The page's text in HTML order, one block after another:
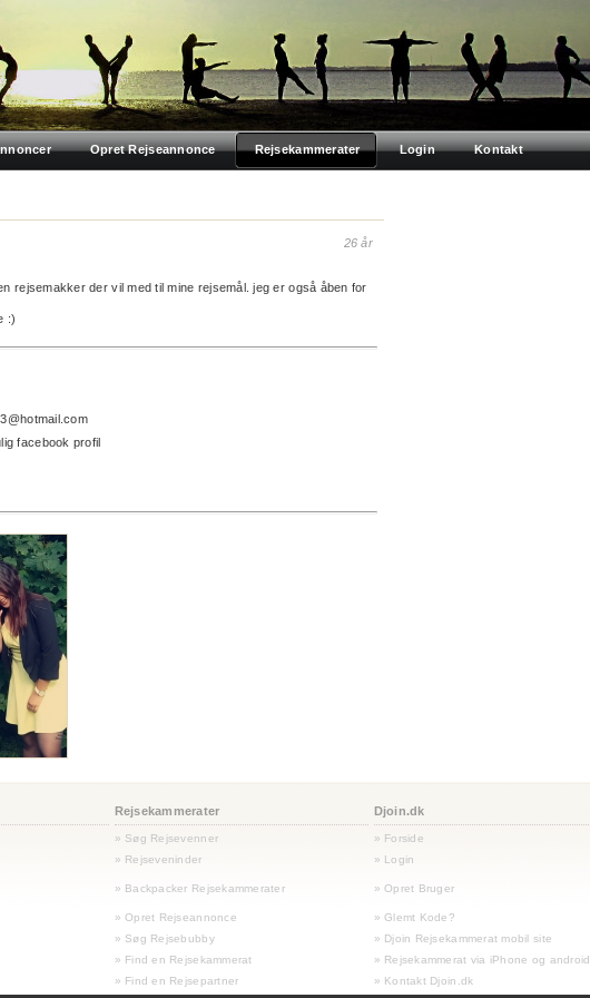
Opret Rejseannonce Rejsekammerater Login Kontakt
26 år
rejsemakker der vil med til mine rejsemål. jeg er også åben for
:)
facebook profil
Rejsekammerater Djoin.dk
» Søg Rejsevenner » Forside
» Rejseveninder » Login
» Backpacker Rejsekammerater » Opret Bruger
» Opret Rejseannonce » Glemt Kode?
» Søg Rejsebubby
» Djoin Rejsekammerat mobil site
» Find en Rejsekammerat
» Rejsekammerat via iPhone og android
» Find en Rejsepartner
» Kontakt Djoin.dk